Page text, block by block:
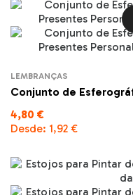
LEMBRANÇAS
Conjunto de
4,80 €
Desde: 1,92 €